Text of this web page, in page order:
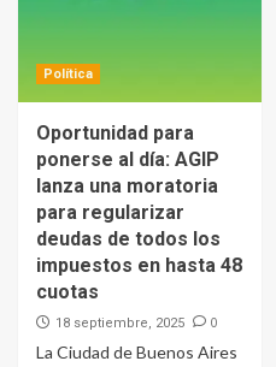
Política
Oportunidad para
ponerse al día: AGIP
lanza una moratoria
para regularizar
deudas de todos los
impuestos en hasta 48
cuotas
18 septiembre, 2025 0
La Ciudad de Buenos Aires